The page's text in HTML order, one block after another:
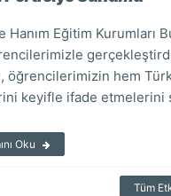
mücadele kapsamında
zararlı
bilgilendirici
Öğrencilerimizin
Hanım Eğitim Kurumları
öğrencilerimizin hem
keyifle ifade etmelerini
Oku
Tüm